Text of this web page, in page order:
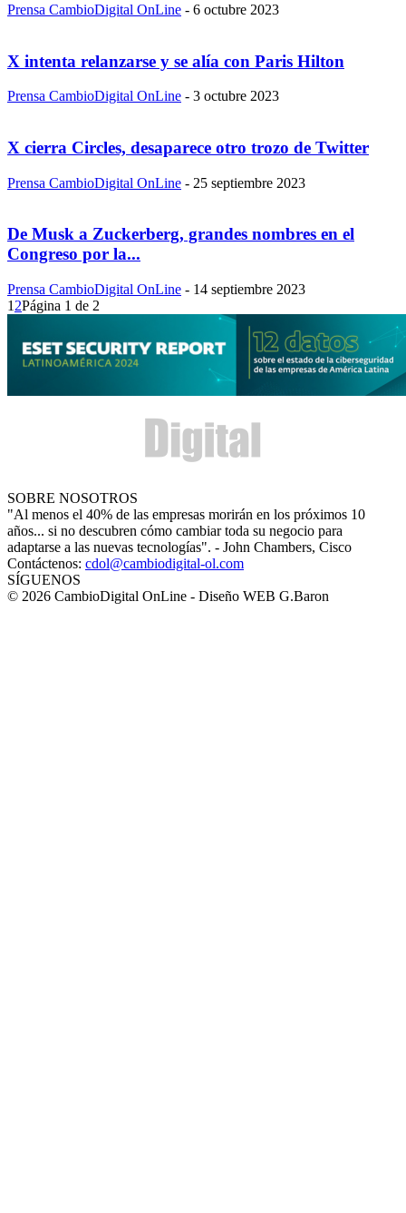
Prensa CambioDigital OnLine - 6 octubre 2023
X intenta relanzarse y se alía con Paris Hilton
Prensa CambioDigital OnLine - 3 octubre 2023
X cierra Circles, desaparece otro trozo de Twitter
Prensa CambioDigital OnLine - 25 septiembre 2023
De Musk a Zuckerberg, grandes nombres en el
Congreso por la...
Prensa CambioDigital OnLine - 14 septiembre 2023
1 2Página 1 de 2
SOBRE NOSOTROS
"Al menos el 40% de las empresas morirán en los próximos 10
años... si no descubren cómo cambiar toda su negocio para
adaptarse a las nuevas tecnologías". - John Chambers, Cisco
Contáctenos: cdol@cambiodigital-ol.com
SÍGUENOS
© 2026 CambioDigital OnLine - Diseño WEB G.Baron